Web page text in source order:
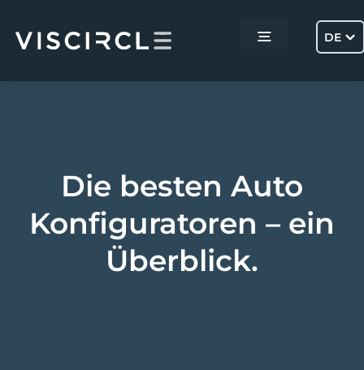
Toggle
Projekte
DE
Die besten Auto
Konfiguratoren – ein
Überblick.